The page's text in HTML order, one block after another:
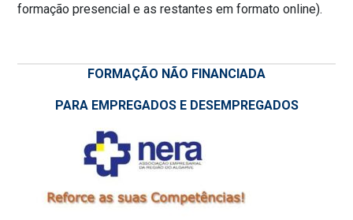
formação presencial e as restantes em formato online).
FORMAÇÃO NÃO FINANCIADA
PARA EMPREGADOS E DESEMPREGADOS